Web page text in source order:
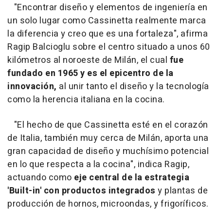
"Encontrar diseño y elementos de ingeniería en
un solo lugar como Cassinetta realmente marca
la diferencia y creo que es una fortaleza", afirma
Ragip Balcioglu sobre el centro situado a unos 60
kilómetros al noroeste de Milán, el cual fue
fundado en 1965 y es el epicentro de la
innovación, al unir tanto el diseño y la tecnología
como la herencia italiana en la cocina.
"El hecho de que Cassinetta esté en el corazón
de Italia, también muy cerca de Milán, aporta una
gran capacidad de diseño y muchísimo potencial
en lo que respecta a la cocina", indica Ragip,
actuando como eje central de la estrategia
'Built-in' con productos integrados y plantas de
producción de hornos, microondas, y frigoríficos.